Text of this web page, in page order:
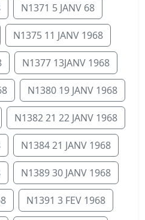
N1371 5 JANV 68
N1375 11 JANV 1968
N1377 13JANV 1968
N1380 19 JANV 1968
N1382 21 22 JANV 1968
N1384 21 JANV 1968
N1389 30 JANV 1968
N1391 3 FEV 1968